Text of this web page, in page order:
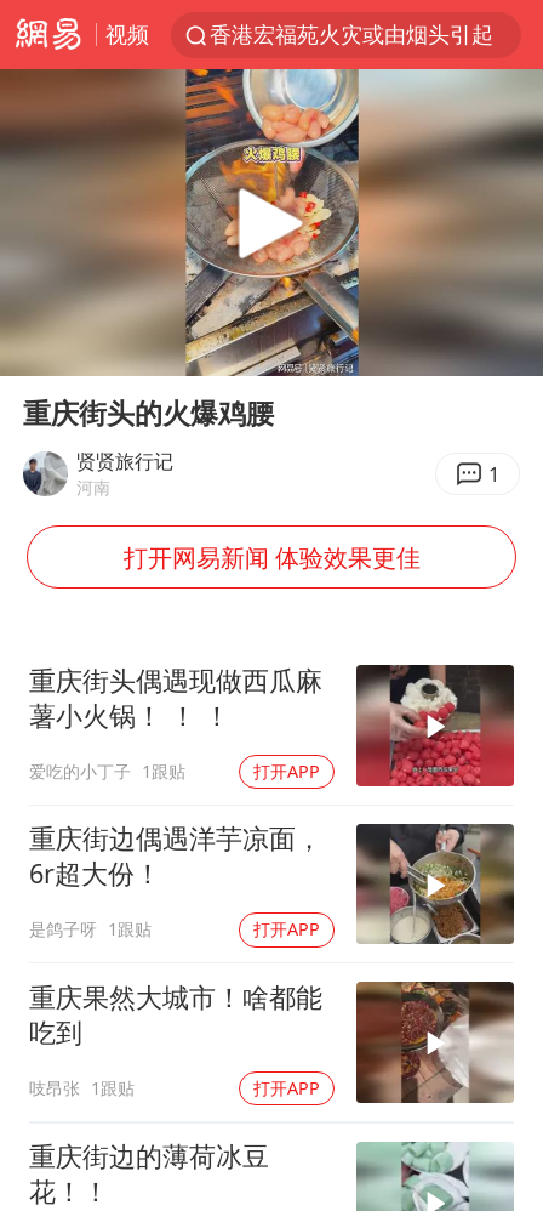
视频
香港宏福苑火灾或由烟头引起
浙江台州《告全体市民书》
枪击案后泰国拟推更严格枪支管控方案
四川宜宾3.4级地震
多所高校取消艺考
网约车司机充电时猝死保险拒赔
张本智和：零封向鹏不意外
22岁女生独闯南太行失联12天
“准2万亿”之城点名支持三所大学
微信新功能：你可以“撤回”你的撤回
习近平心系体育强国建设
Play
00:15
重庆街头的火爆鸡腰
贤贤旅行记
河南 1
打开网易新闻 体验效果更佳
重庆街头偶遇现做西瓜麻
薯小火锅！ ！ ！
爱吃的小丁子 1跟贴 打开APP
重庆街边偶遇洋芋凉面，
6r超大份！
是鸽子呀 1跟贴 打开APP
重庆果然大城市！啥都能
吃到
吱昂张 1跟贴 打开APP
重庆街边的薄荷冰豆
花！！